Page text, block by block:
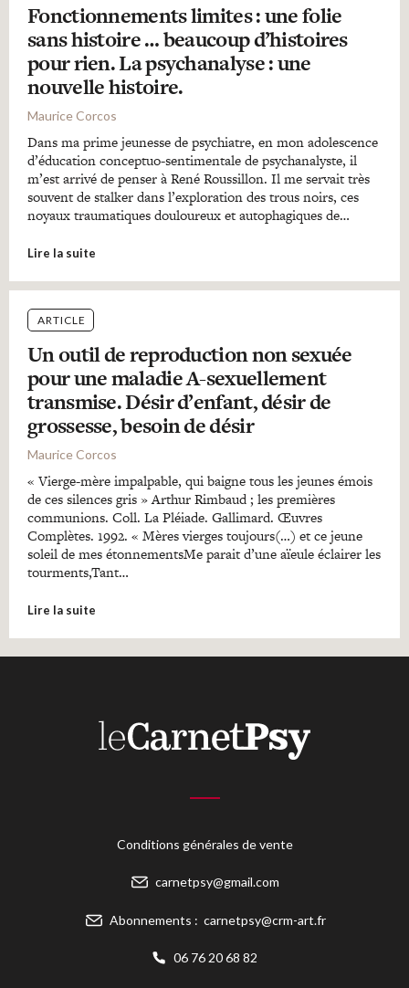
Fonctionnements limites : une folie
sans histoire … beaucoup d’histoires
pour rien. La psychanalyse : une
nouvelle histoire.
Maurice Corcos
Dans ma prime jeunesse de psychiatre, en mon adolescence
d’éducation conceptuo-sentimentale de psychanalyste, il
m’est arrivé de penser à René Roussillon. Il me servait très
souvent de stalker dans l’exploration des trous noirs, ces
noyaux traumatiques douloureux et autophagiques de…
Lire la suite
ARTICLE
Un outil de reproduction non sexuée
pour une maladie A-sexuellement
transmise. Désir d’enfant, désir de
grossesse, besoin de désir
Maurice Corcos
« Vierge-mère impalpable, qui baigne tous les jeunes émois
de ces silences gris » Arthur Rimbaud ; les premières
communions. Coll. La Pléiade. Gallimard. Œuvres
Complètes. 1992. « Mères vierges toujours(…) et ce jeune
soleil de mes étonnementsMe parait d’une aïeule éclairer les
tourments,Tant…
Lire la suite
Conditions générales de vente
carnetpsy@gmail.com
Abonnements : carnetpsy@crm-art.fr
06 76 20 68 82